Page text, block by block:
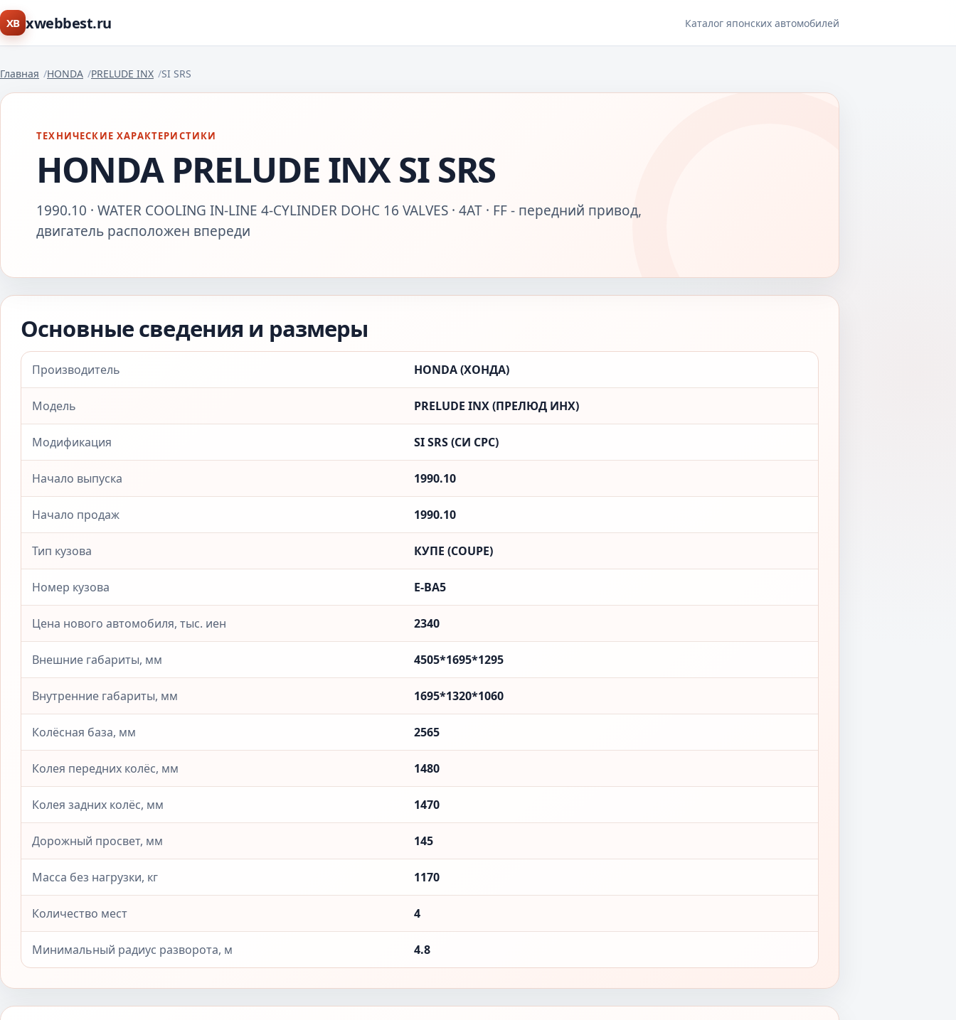
XB xwebbest.ru Каталог японских автомобилей
Главная HONDA PRELUDE INX SI SRS
ТЕХНИЧЕСКИЕ ХАРАКТЕРИСТИКИ
HONDA PRELUDE INX SI SRS
1990.10 · WATER COOLING IN-LINE 4-CYLINDER DOHC 16 VALVES · 4AT · FF - передний привод,
двигатель расположен впереди
Основные сведения и размеры
Производитель HONDA (ХОНДА)
Модель PRELUDE INX (ПРЕЛЮД ИНX)
Модификация SI SRS (СИ СРС)
Начало выпуска 1990.10
Начало продаж 1990.10
Тип кузова КУПЕ (COUPE)
Номер кузова E-BA5
Цена нового автомобиля, тыс. иен 2340
Внешние габариты, мм 4505*1695*1295
Внутренние габариты, мм 1695*1320*1060
Колёсная база, мм 2565
Колея передних колёс, мм 1480
Колея задних колёс, мм 1470
Дорожный просвет, мм 145
Масса без нагрузки, кг 1170
Количество мест 4
Минимальный радиус разворота, м 4.8